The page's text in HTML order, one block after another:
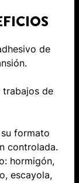
de
trabajos de
formato
controlada.
hormigón,
escayola,